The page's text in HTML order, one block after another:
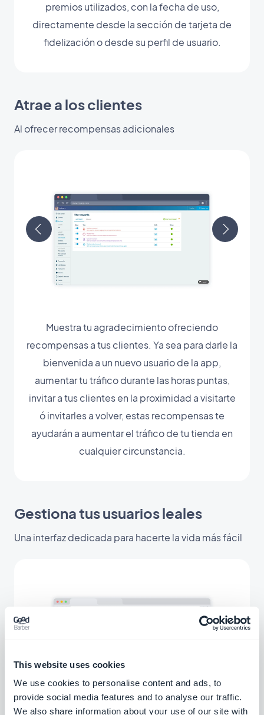
This website uses cookies
We use cookies to personalise content and ads, to
provide social media features and to analyse our traffic.
We also share information about your use of our site with
premios utilizados, con la fecha de uso,
directamente desde la sección de tarjeta de
fidelización o desde su perfil de usuario.
Atrae a los clientes
Al ofrecer recompensas adicionales
Muestra tu agradecimiento ofreciendo
recompensas a tus clientes. Ya sea para darle la
bienvenida a un nuevo usuario de la app,
aumentar tu tráfico durante las horas puntas,
invitar a tus clientes en la proximidad a visitarte
ó invitarles a volver, estas recompensas te
ayudarán a aumentar el tráfico de tu tienda en
cualquier circunstancia.
Gestiona tus usuarios leales
Una interfaz dedicada para hacerte la vida más fácil